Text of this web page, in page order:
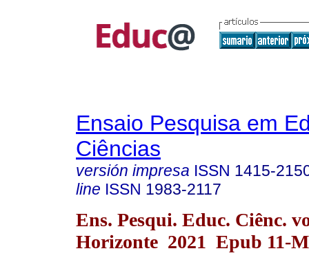
Ensaio Pesquisa em
Ciências
versión impresa ISSN 1415-
line ISSN 1983-2117
Ens. Pesqui. Educ. Ciênc.
Horizonte 2021 Epub 11-